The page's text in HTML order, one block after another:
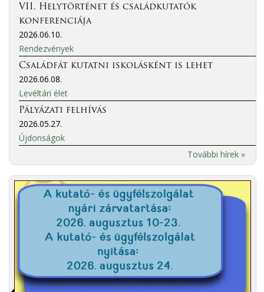
VII. Helytörténet és családkutatók
konferenciája
2026.06.10.
Rendezvények
Családfát kutatni iskolásként is lehet
2026.06.08.
Levéltári élet
Pályázati felhívás
2026.05.27.
Újdonságok
További hírek »